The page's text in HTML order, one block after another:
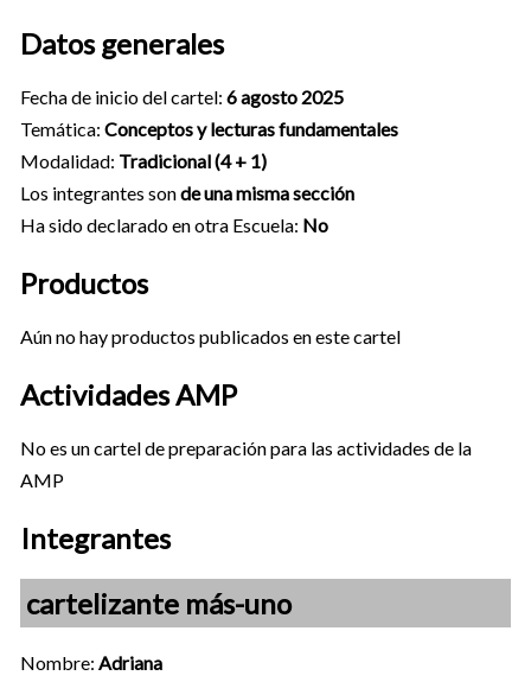
Datos generales
Fecha de inicio del cartel: 6 agosto 2025
Temática: Conceptos y lecturas fundamentales
Modalidad: Tradicional (4 + 1)
Los integrantes sonde una misma sección
Ha sido declarado en otra Escuela: No
Productos
Aún no hay productos publicados en este cartel
Actividades AMP
No es un cartel de preparación para las actividades de la
AMP
Integrantes
cartelizante más-uno
Nombre: Adriana